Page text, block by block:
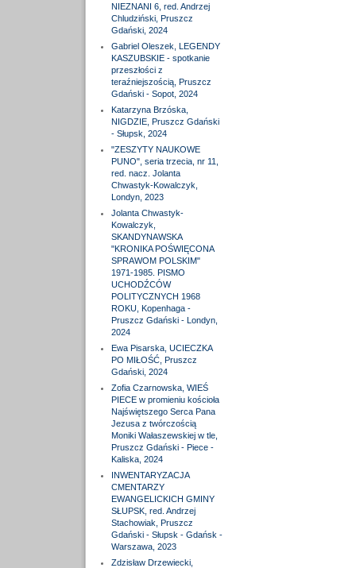
NIEZNANI 6, red. Andrzej
Chludziński, Pruszcz
Gdański, 2024
Gabriel Oleszek, LEGENDY
KASZUBSKIE - spotkanie
przeszłości z
teraźniejszością, Pruszcz
Gdański - Sopot, 2024
Katarzyna Brzóska,
NIGDZIE, Pruszcz Gdański
- Słupsk, 2024
"ZESZYTY NAUKOWE
PUNO", seria trzecia, nr 11,
red. nacz. Jolanta
Chwastyk-Kowalczyk,
Londyn, 2023
Jolanta Chwastyk-
Kowalczyk,
SKANDYNAWSKA
"KRONIKA POŚWIĘCONA
SPRAWOM POLSKIM"
1971-1985. PISMO
UCHODŹCÓW
POLITYCZNYCH 1968
ROKU, Kopenhaga -
Pruszcz Gdański - Londyn,
2024
Ewa Pisarska, UCIECZKA
PO MIŁOŚĆ, Pruszcz
Gdański, 2024
Zofia Czarnowska, WIEŚ
PIECE w promieniu kościoła
Najświętszego Serca Pana
Jezusa z twórczością
Moniki Wałaszewskiej w tle,
Pruszcz Gdański - Piece -
Kaliska, 2024
INWENTARYZACJA
CMENTARZY
EWANGELICKICH GMINY
SŁUPSK, red. Andrzej
Stachowiak, Pruszcz
Gdański - Słupsk - Gdańsk -
Warszawa, 2023
Zdzisław Drzewiecki,